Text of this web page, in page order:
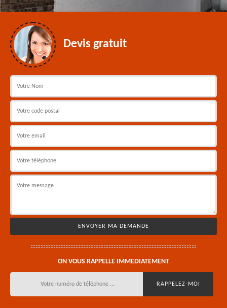
Devis gratuit
ON VOUS RAPPELLE IMMEDIATEMENT